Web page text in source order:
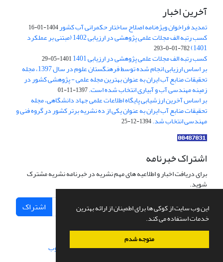
این وب سایت از کوکی ها برای اطمینان از ارائه بهترین
خدمات استفاده می کند.
متوجه شدم
آخرین اخبار
تمدید فراخوان ویژه‌نامه اصلاح ساختار حکمرانی آب کشور1404-01-16
کسب رتبه الف مجلات علمی پژوهشی در ارزیابی 1402 (مبتنی بر عملکرد
1401)
782-01-0-293
کسب رتبه الف مجلات علمی پژوهشی در ارزیابی 1401 1401-05-29
بر اساس ارزیابی انجام شده توسط فرهنگستان علوم در سال 1397، مجله
تحقیقات منابع آب ایران به عنوان بهترین مجله علمی - پژوهشی کشور در
زمینه مهندسی آب و آبیاری انتخاب شده است.1397-11-01
بر اساس آخرین ارزشیابی پایگاه اطلاعات علمی جهاد دانشگاهی، مجله
تحقیقات منابع آب ایران به عنوان یکی از ده نشریه برتر کشور در گروه فنی و
مهندسی انتخاب شد.1394-12-25
اشتراک خبرنامه
برای دریافت اخبار و اطلاعیه های مهم نشریه در خبرنامه نشریه مشترک
شوید.
اشتراک
سامانه مدیریت نشریات علمی.طراحی و پیاده سازی از سیناوب